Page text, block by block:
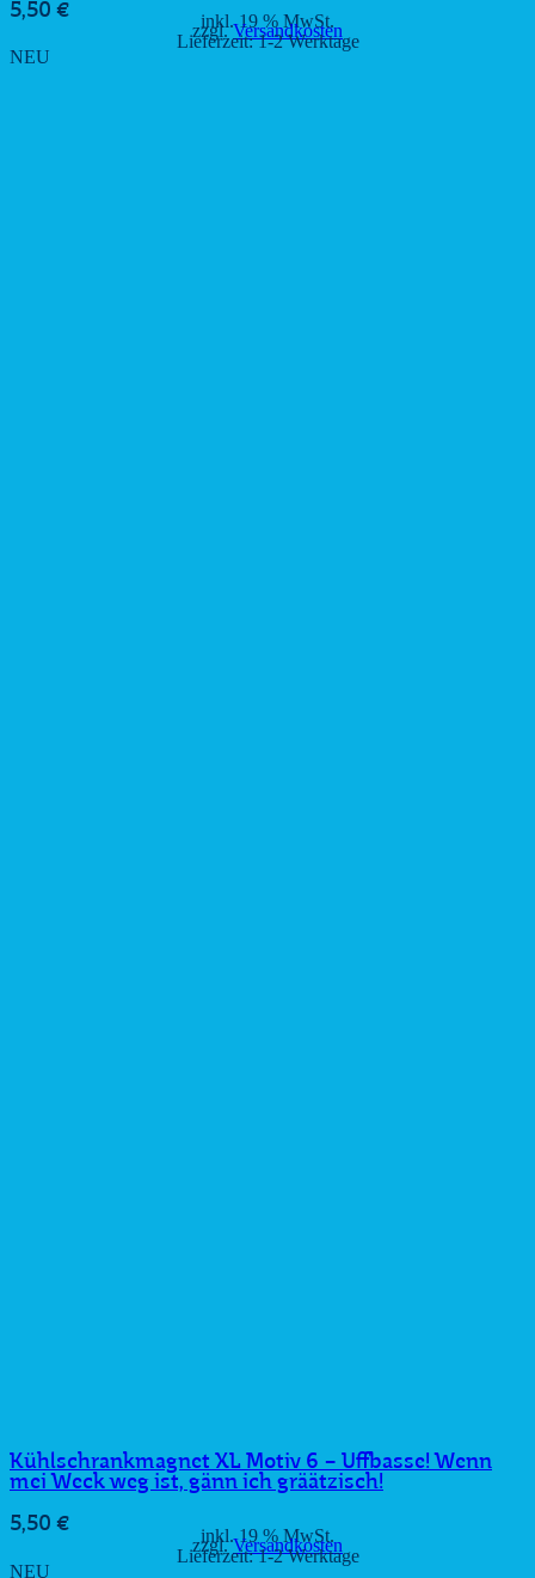
5,50 € inkl. 19 % MwSt.
zzgl.Versandkosten
Lieferzeit:1-2 Werktage
NEU
Kühlschrankmagnet XL Motiv 6 – Uffbasse! Wenn
mei Weck weg ist, gänn ich gräätzisch!
5,50 € inkl. 19 % MwSt.
zzgl.Versandkosten
Lieferzeit:1-2 Werktage
NEU